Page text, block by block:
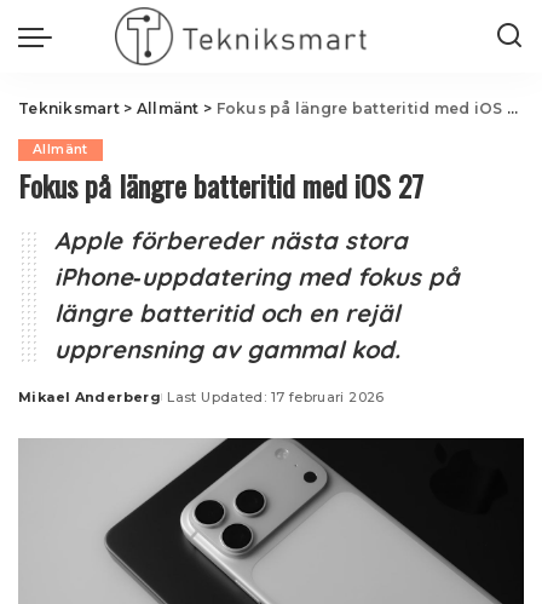
Tekniksmart> Allmänt > Fokus på längre batteritid med iOS 27
Allmänt
Fokus på längre batteritid med iOS 27
Apple förbereder nästa stora
iPhone‑uppdatering med fokus på
längre batteritid och en rejäl
upprensning av gammal kod.
Posted
Mikael Anderberg Last Updated: 17 februari 2026